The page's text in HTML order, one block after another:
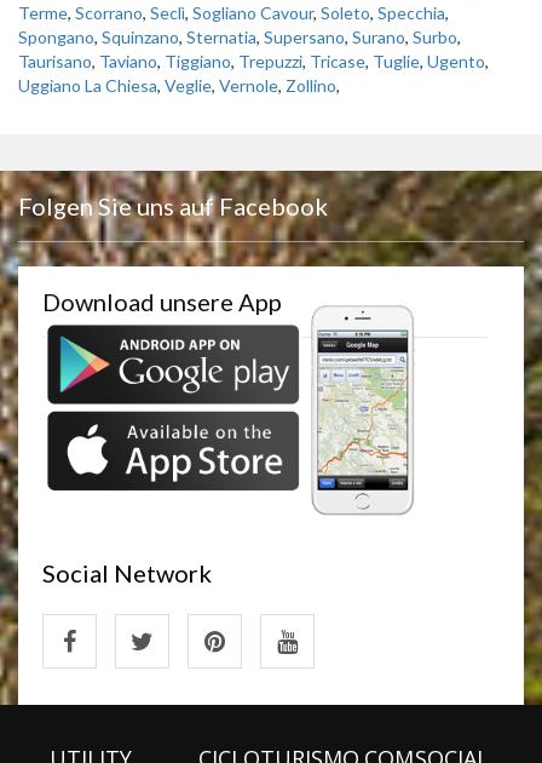
Terme, Scorrano, Seclì, Sogliano Cavour, Soleto, Specchia,
Spongano, Squinzano, Sternatia, Supersano, Surano, Surbo,
Taurisano, Taviano, Tiggiano, Trepuzzi, Tricase, Tuglie, Ugento,
Uggiano La Chiesa, Veglie, Vernole, Zollino,
Folgen Sie uns auf Facebook
Download unsere App
Social Network